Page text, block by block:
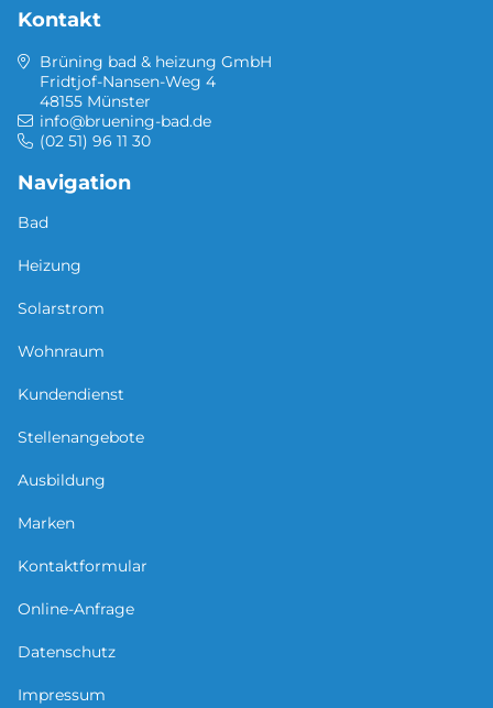
Kontakt
Brüning bad & heizung GmbH
Fridtjof-Nansen-Weg 4
48155 Münster
info@bruening-bad.de
(02 51) 96 11 30
Navigation
Bad
Heizung
Solarstrom
Wohnraum
Kundendienst
Stellenangebote
Ausbildung
Marken
Kontaktformular
Online-Anfrage
Datenschutz
Impressum